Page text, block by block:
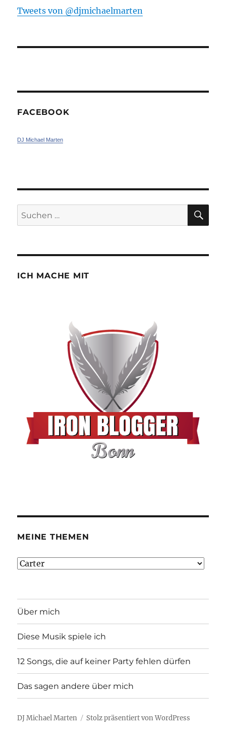
Tweets von ‎@djmichaelmarten
FACEBOOK
DJ Michael Marten
Suchen
nach:
ICH MACHE MIT
MEINE THEMEN
Meine
Über mich
Diese Musik spiele ich
12 Songs, die auf keiner Party fehlen dürfen
Das sagen andere über mich
DJ Michael Marten Stolz präsentiert von WordPress